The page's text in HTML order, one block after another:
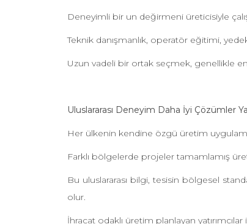
Deneyimli bir un değirmeni üreticisiyle
Teknik danışmanlık, operatör eğitimi,
Uzun vadeli bir ortak seçmek, genellikle
Uluslararası Deneyim Daha İyi Çözümler
Her ülkenin kendine özgü üretim
Farklı bölgelerde projeler tamamlamış
Bu uluslararası bilgi, tesisin bölgesel
olur.
İhracat odaklı üretim planlayan